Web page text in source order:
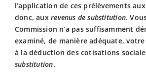
l’application de ces prélèvements
donc, auxrevenus de substitution.
Commission n’a pas suffisamment
examiné, de manière adéquate,
à la déduction des cotisations
substitution.